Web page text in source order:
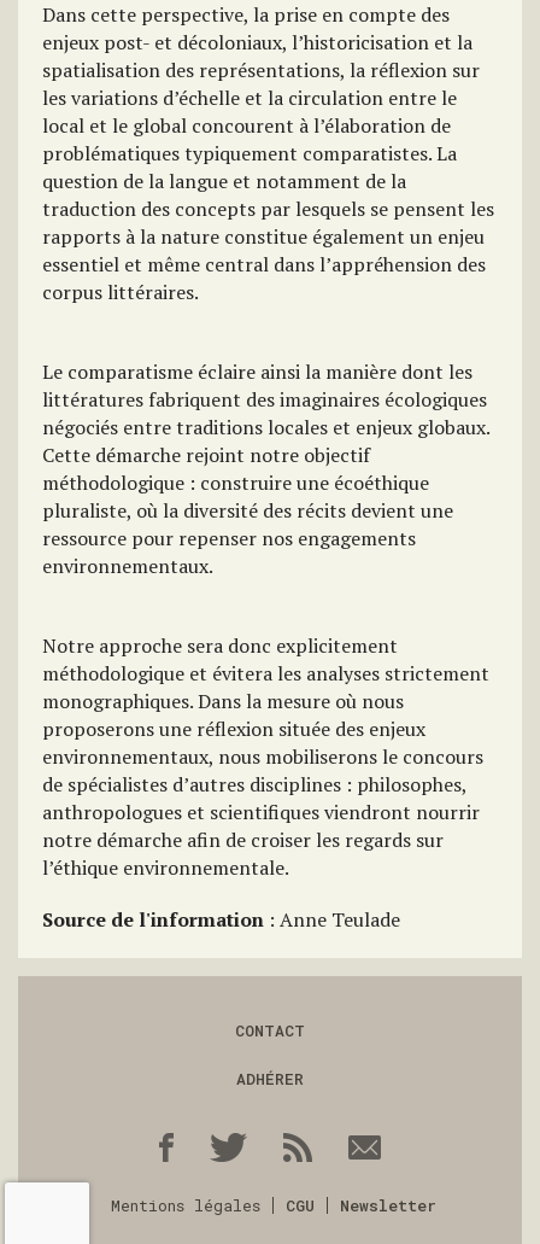
Dans cette perspective, la prise en compte des
enjeux post- et décoloniaux, l’historicisation et la
spatialisation des représentations, la réflexion sur
les variations d’échelle et la circulation entre le
local et le global concourent à l’élaboration de
problématiques typiquement comparatistes. La
question de la langue et notamment de la
traduction des concepts par lesquels se pensent les
rapports à la nature constitue également un enjeu
essentiel et même central dans l’appréhension des
corpus littéraires.
Le comparatisme éclaire ainsi la manière dont les
littératures fabriquent des imaginaires écologiques
négociés entre traditions locales et enjeux globaux.
Cette démarche rejoint notre objectif
méthodologique : construire une écoéthique
pluraliste, où la diversité des récits devient une
ressource pour repenser nos engagements
environnementaux.
Notre approche sera donc explicitement
méthodologique et évitera les analyses strictement
monographiques. Dans la mesure où nous
proposerons une réflexion située des enjeux
environnementaux, nous mobiliserons le concours
de spécialistes d’autres disciplines : philosophes,
anthropologues et scientifiques viendront nourrir
notre démarche afin de croiser les regards sur
l’éthique environnementale.
Source de l'information : Anne Teulade
CONTACT
ADHÉRER
Mentions légales CGU Newsletter